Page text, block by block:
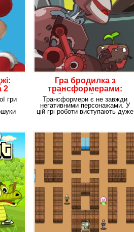
2
гри
Гра бродилка з
трансформерами:
Збери робота по
частинах
Трансформери є не завжди
негативними персонажами. У
цій грі роботи виступають дуже